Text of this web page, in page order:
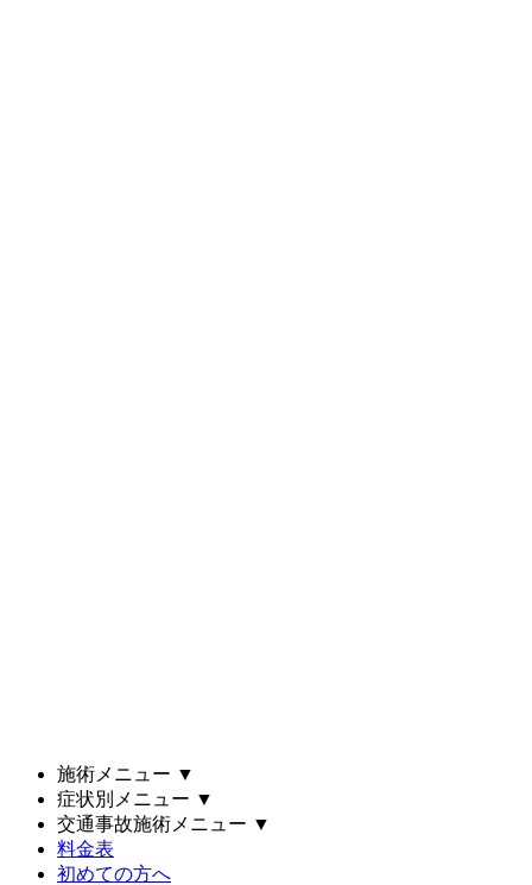
施術メニュー ▼
症状別メニュー ▼
交通事故施術メニュー ▼
料金表
初めての方へ